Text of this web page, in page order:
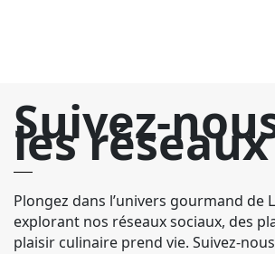
Suivez-
les réseaux
Plongez dans l’univers gourmand de
explorant nos réseaux sociaux, des
plaisir culinaire prend vie. Suivez-